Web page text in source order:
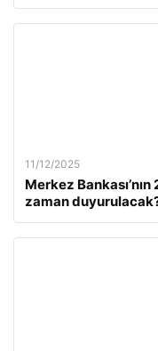
11/12/2025
Merkez
zaman